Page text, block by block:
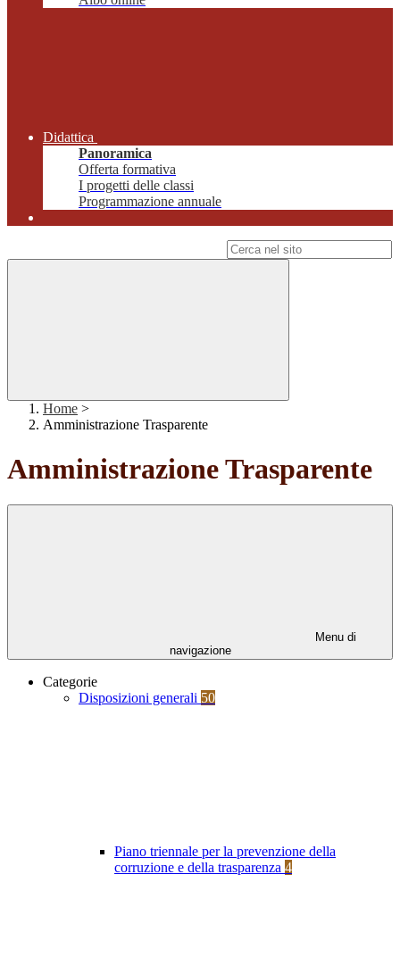
Didattica
Panoramica
Offerta formativa
I progetti delle classi
Programmazione annuale
Home >
Amministrazione Trasparente
Amministrazione Trasparente
Menu di
navigazione
Categorie
Disposizioni generali 50
Piano triennale per la prevenzione della
corruzione e della trasparenza 4